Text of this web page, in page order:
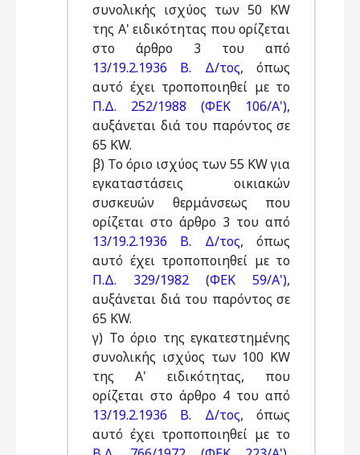
συνολικής ισχύος των 50 KW
της Α' ειδικότητας που ορίζεται
στο άρθρο 3 του από
13/19.2.1936 Β. Δ/τος, όπως
αυτό έχει τροποποιηθεί με το
Π.Δ. 252/1988 (ΦΕΚ 106/Α'),
αυξάνεται διά του παρόντος σε
65 KW.
β) Το όριο ισχύος των 55 KW για
εγκαταστάσεις οικιακών
συσκευών θερμάνσεως που
ορίζεται στο άρθρο 3 του από
13/19.2.1936 Β. Δ/τος, όπως
αυτό έχει τροποποιηθεί με το
Π.Δ. 329/1982 (ΦΕΚ 59/Α'),
αυξάνεται διά του παρόντος σε
65 KW.
γ) Το όριο της εγκατεστημένης
συνολικής ισχύος των 100 KW
της Α' ειδικότητας, που
ορίζεται στο άρθρο 4 του από
13/19.2.1936 Β. Δ/τος, όπως
αυτό έχει τροποποιηθεί με το